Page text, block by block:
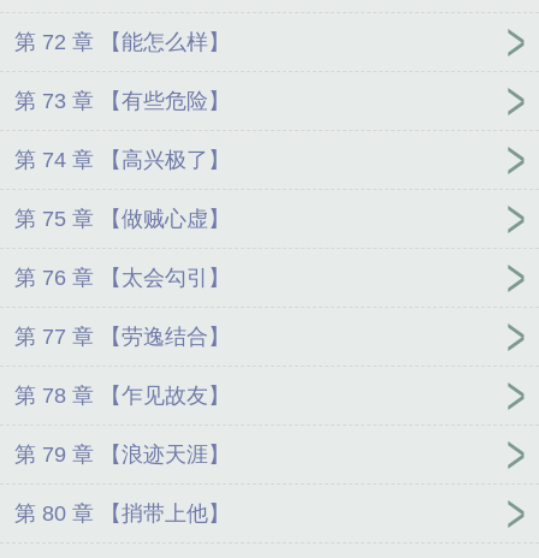
第 72 章 【能怎么样】
第 73 章 【有些危险】
第 74 章 【高兴极了】
第 75 章 【做贼心虚】
第 76 章 【太会勾引】
第 77 章 【劳逸结合】
第 78 章 【乍见故友】
第 79 章 【浪迹天涯】
第 80 章 【捎带上他】